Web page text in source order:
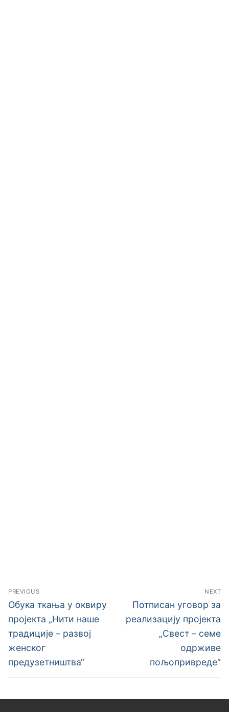
PREVIOUS
Обука ткања у оквиру
пројекта „Нити наше
традиције – развој
женског
предузетништва“
NEXT
Потписан уговор за
реализацију пројекта
„Свест – семе
одрживе
пољопривреде“